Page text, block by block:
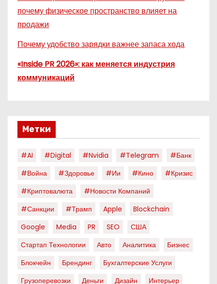
почему физическое пространство влияет на
продажи
Почему удобство зарядки важнее запаса хода
«Inside PR 2026»: как меняется индустрия
коммуникаций
Метки
#AI #digital #nvidia #telegram
#банк
#война
#здоровье #ии #кино
#кризис
#криптовалюта
#новости Компаний
#санкции
#трамп Apple
Blockchain
Google
Media PR SEO
США
Стартап Технологии
Авто Аналитика
Бизнес
Блокчейн
Брендинг
Бухгалтерские Услуги
Грузоперевозки
Деньги Дизайн
Интерьер